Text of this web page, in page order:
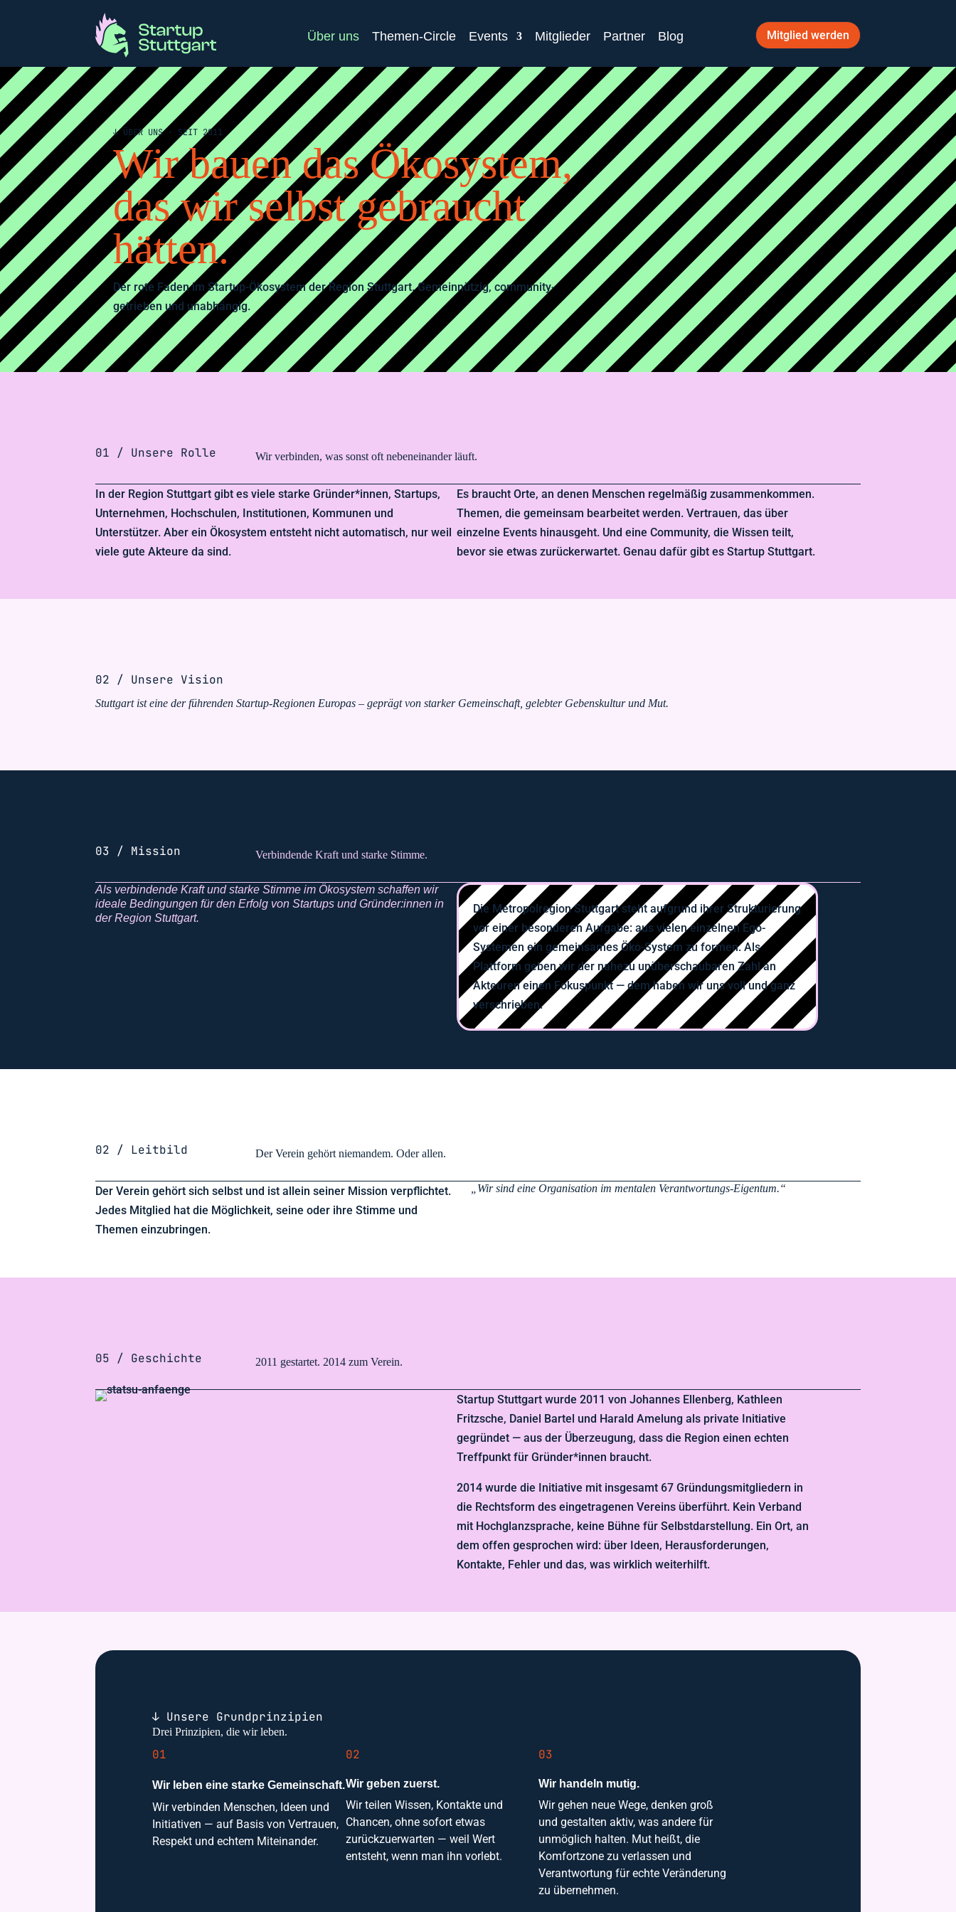
Über uns Themen-Circle Events Mitglieder Partner Blog Mitglied werden
↓ ÜBER UNS · SEIT 2011
Wir bauen das Ökosystem,
das wir selbst gebraucht
hätten.
Der rote Faden im Startup-Ökosystem der Region Stuttgart. Gemeinnützig, community-
getrieben und unabhängig.
01 / Unsere Rolle Wir verbinden, was sonst oft nebeneinander läuft.
In der Region Stuttgart gibt es viele starke Gründer*innen, Startups,
Unternehmen, Hochschulen, Institutionen, Kommunen und
Unterstützer. Aber ein Ökosystem entsteht nicht automatisch, nur weil
viele gute Akteure da sind.
Es braucht Orte, an denen Menschen regelmäßig zusammenkommen.
Themen, die gemeinsam bearbeitet werden. Vertrauen, das über
einzelne Events hinausgeht. Und eine Community, die Wissen teilt,
bevor sie etwas zurückerwartet. Genau dafür gibt es Startup Stuttgart.
02 / Unsere Vision
Stuttgart ist eine der führenden Startup-Regionen Europas – geprägt von starker Gemeinschaft, gelebter Gebenskultur und Mut.
03 / Mission Verbindende Kraft und starke Stimme.
Als verbindende Kraft und starke Stimme im Ökosystem schaffen wir
ideale Bedingungen für den Erfolg von Startups und Gründer:innen in
der Region Stuttgart.
Die Metropolregion Stuttgart steht aufgrund ihrer Strukturierung
vor einer besonderen Aufgabe: aus vielen einzelnen Ego-
Systemen ein gemeinsames Öko-System zu formen. Als
Plattform geben wir der nahezu unüberschaubaren Zahl an
Akteuren einen Fokuspunkt — dem haben wir uns voll und ganz
verschrieben.
02 / Leitbild Der Verein gehört niemandem. Oder allen.
Der Verein gehört sich selbst und ist allein seiner Mission verpflichtet.
Jedes Mitglied hat die Möglichkeit, seine oder ihre Stimme und
Themen einzubringen.
„Wir sind eine Organisation im mentalen Verantwortungs-Eigentum.“
05 / Geschichte 2011 gestartet. 2014 zum Verein.
Startup Stuttgart wurde 2011 von Johannes Ellenberg, Kathleen
Fritzsche, Daniel Bartel und Harald Amelung als private Initiative
gegründet — aus der Überzeugung, dass die Region einen echten
Treffpunkt für Gründer*innen braucht.
2014 wurde die Initiative mit insgesamt 67 Gründungsmitgliedern in
die Rechtsform des eingetragenen Vereins überführt. Kein Verband
mit Hochglanzsprache, keine Bühne für Selbstdarstellung. Ein Ort, an
dem offen gesprochen wird: über Ideen, Herausforderungen,
Kontakte, Fehler und das, was wirklich weiterhilft.
↓ Unsere Grundprinzipien
Drei Prinzipien, die wir leben.
01
Wir leben eine starke Gemeinschaft.
Wir verbinden Menschen, Ideen und
Initiativen — auf Basis von Vertrauen,
Respekt und echtem Miteinander.
02
Wir geben zuerst.
Wir teilen Wissen, Kontakte und
Chancen, ohne sofort etwas
zurückzuerwarten — weil Wert
entsteht, wenn man ihn vorlebt.
03
Wir handeln mutig.
Wir gehen neue Wege, denken groß
und gestalten aktiv, was andere für
unmöglich halten. Mut heißt, die
Komfortzone zu verlassen und
Verantwortung für echte Veränderung
zu übernehmen.